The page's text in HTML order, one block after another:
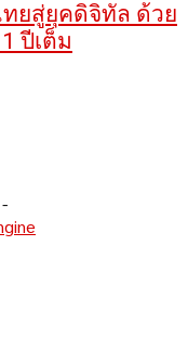
ทยสู่ยุคดิจิทัล ด้วย
ปีเต็ม